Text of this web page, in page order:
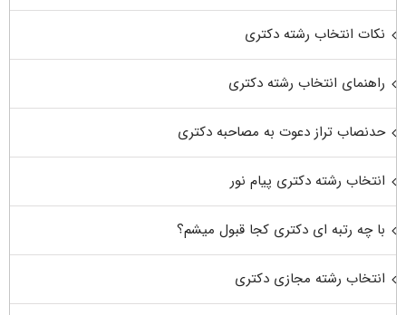
نکات انتخاب رشته دکتری
راهنمای انتخاب رشته دکتری
حدنصاب تراز دعوت به مصاحبه دکتری
انتخاب رشته دکتری پیام نور
با چه رتبه ای دکتری کجا قبول میشم؟
انتخاب رشته مجازی دکتری